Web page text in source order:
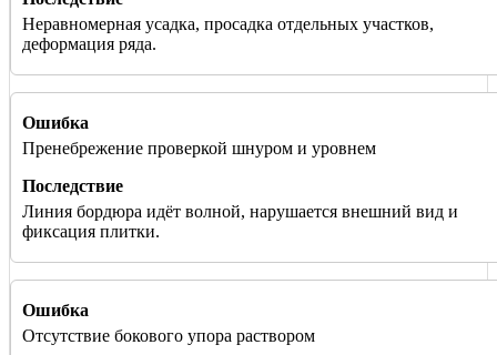
Неравномерная усадка, просадка отдельных участков,
деформация ряда.
Пренебрежение проверкой шнуром и уровнем
Линия бордюра идёт волной, нарушается внешний вид и
фиксация плитки.
Отсутствие бокового упора раствором